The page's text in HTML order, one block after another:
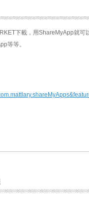
下載，用ShareMyApp就
等等。